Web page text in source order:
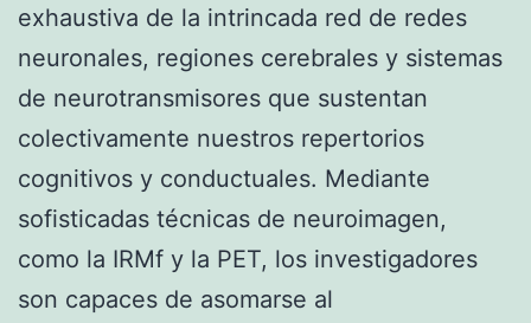
exhaustiva de la intrincada red de redes
neuronales, regiones cerebrales y sistemas
de neurotransmisores que sustentan
colectivamente nuestros repertorios
cognitivos y conductuales. Mediante
sofisticadas técnicas de neuroimagen,
como la IRMf y la PET, los investigadores
son capaces de asomarse al